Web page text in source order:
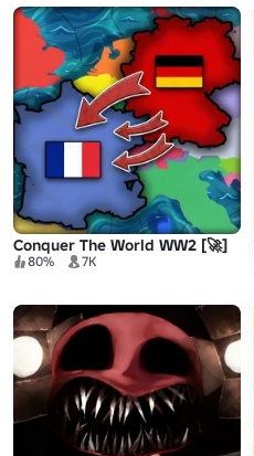
Conquer The World WW2 [🚀]
80% 7K